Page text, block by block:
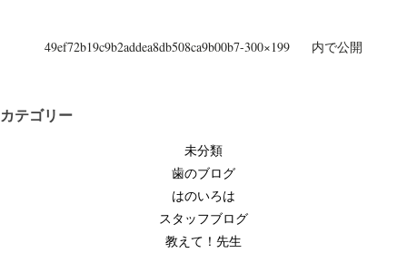
ビ
49ef72b19c9b2addea8db508ca9b00b7-300×199 内で公開
カテゴリー
未分類
歯のブログ
はのいろは
スタッフブログ
教えて！先生